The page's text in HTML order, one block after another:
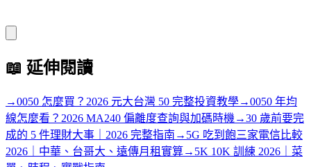
📖 延伸閱讀
→0050 怎麼買？2026 元大台灣 50 完整投資教學→0050 年均
線怎麼看？2026 MA240 偏離度查詢與加碼時機 →30 歲前要完
成的 5 件理財大事｜2026 完整指南 → 5G 吃到飽三家電信比較
2026｜中華、台哥大、遠傳月租實算→ 5K 10K 訓練 2026｜菜